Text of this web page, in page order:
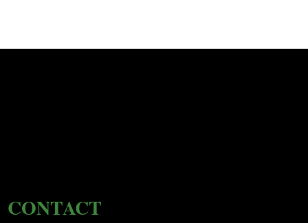
CONTACT